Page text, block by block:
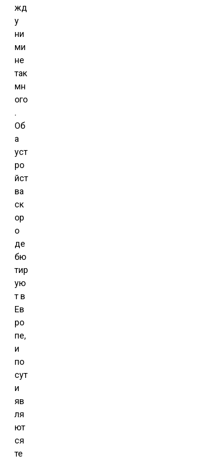
жд
у
ни
ми
не
так
мн
ого
.
Об
а
уст
ро
йст
ва
ск
ор
о
де
бю
тир
ую
т в
Ев
ро
пе,
и
по
сут
и
яв
ля
ют
ся
те